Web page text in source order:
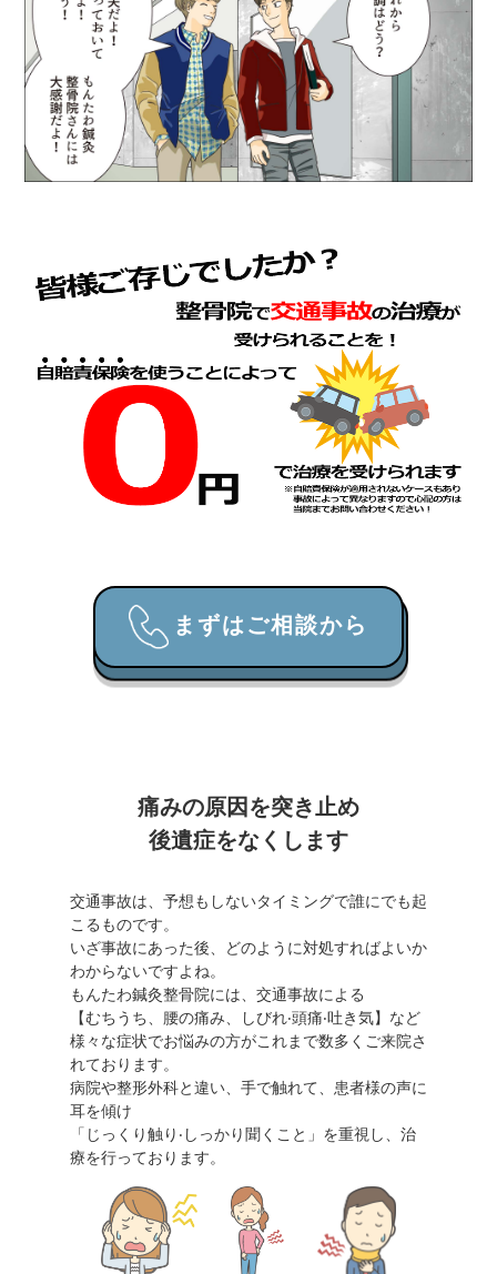
まずはご相談から
痛みの原因を突き止め
後遺症をなくします
交通事故は、予想もしないタイミングで誰にでも起
こるものです。
いざ事故にあった後、どのように対処すればよいか
わからないですよね。
もんたわ鍼灸整⾻院には、交通事故による
【むちうち、腰の痛み、しびれ‧頭痛‧吐き気】など
様々な症状でお悩みの⽅がこれまで数多くご来院さ
れております。
病院や整形外科と違い、⼿で触れて、患者様の声に
⽿を傾け
「じっくり触り‧しっかり聞くこと」を重視し、治
療を⾏っております。